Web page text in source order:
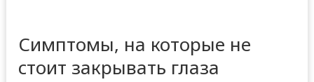
Симптомы, на которые не
стоит закрывать глаза